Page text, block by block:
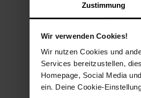
Zustimmung
Wir verwenden Cookies!
Wir nutzen Cookies und
Services bereitzustellen,
Homepage, Social Media
ein. Deine Cookie-
über
„Stiftung RTL
Helfen leicht
Ob mit dem
Netto-
leisten.